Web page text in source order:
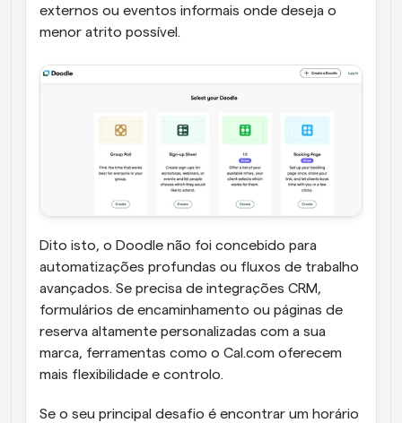
externos ou eventos informais onde deseja o
menor atrito possível.
Dito isto, o Doodle não foi concebido para
automatizações profundas ou fluxos de trabalho
avançados. Se precisa de integrações CRM,
formulários de encaminhamento ou páginas de
reserva altamente personalizadas com a sua
marca, ferramentas como o Cal.com oferecem
mais flexibilidade e controlo.
Se o seu principal desafio é encontrar um horário